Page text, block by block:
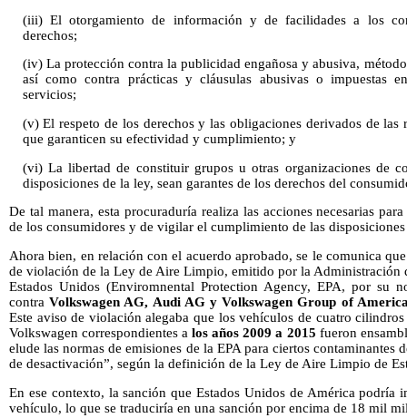
(iii) El otorgamiento de información y de facilidades a los
derechos;
(iv) La protección contra la publicidad engañosa y abusiva,
así como contra prácticas y cláusulas abusivas o impuestas
servicios;
(v) El respeto de los derechos y las obligaciones derivados de las
que garanticen su efectividad y cumplimiento; y
(vi) La libertad de constituir grupos u otras organizaciones de
disposiciones de la ley, sean garantes de los derechos del
De tal manera, esta procuraduría realiza las acciones necesarias
de los consumidores y de vigilar el cumplimiento de las
Ahora bien, en relación con el acuerdo aprobado, se le comunica
de violación de la Ley de Aire Limpio, emitido por la Administración
Estados Unidos (Enviromnental Protection Agency, EPA, por su
contraVolkswagen AG, Audi AG y Volkswagen Group of
Este aviso de violación alegaba que los vehículos de cuatro
Volkswagen correspondientes alos años 2009 a 2015 fueron
elude las normas de emisiones de la EPA para ciertos contaminantes
de desactivación”, según la definición de la Ley de Aire Limpio de
En ese contexto, la sanción que Estados Unidos de América podría
vehículo, lo que se traduciría en una sanción por encima de 18 mil